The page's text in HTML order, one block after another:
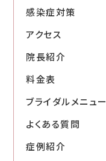
感染症対策
アクセス
院長紹介
料金表
ブライダルメニュー
よくある質問
症例紹介